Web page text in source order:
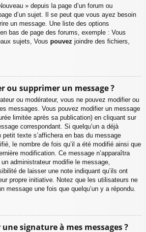
» depuis la page d’un forum ou
d’un sujet. Il se peut que vous ayez besoin
un message. Une liste des options
bas de page des forums, exemple : Vous
sujets, Vous pouvez joindre des fichiers,
ou supprimer un message ?
ou modérateur, vous ne pouvez modifier ou
messages. Vous pouvez modifier un message
limitée après sa publication) en cliquant sur
correspondant. Si quelqu’un a déjà
petit texte s’affichera en bas du message
le nombre de fois qu’il a été modifié ainsi que
modification. Ce message n’apparaîtra
administrateur modifie le message,
de laisser une note indiquant qu’ils ont
propre initiative. Notez que les utilisateurs ne
message une fois que quelqu’un y a répondu.
signature à mes messages ?